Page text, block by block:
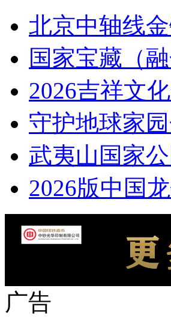
北京中轴线
国家宝藏（
2026吉祥文
守护地球家
武夷山国家
2026版中国
广告